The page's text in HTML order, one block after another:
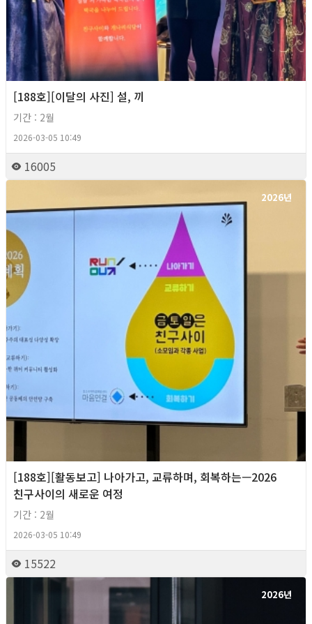
[188호][이달의 사진] 설, 끼
기간 : 2월
2026-03-05 10:49
16005
2026년
[188호][활동보고] 나아가고, 교류하며, 회복하는—2026
친구사이의 새로운 여정
기간 : 2월
2026-03-05 10:49
15522
2026년